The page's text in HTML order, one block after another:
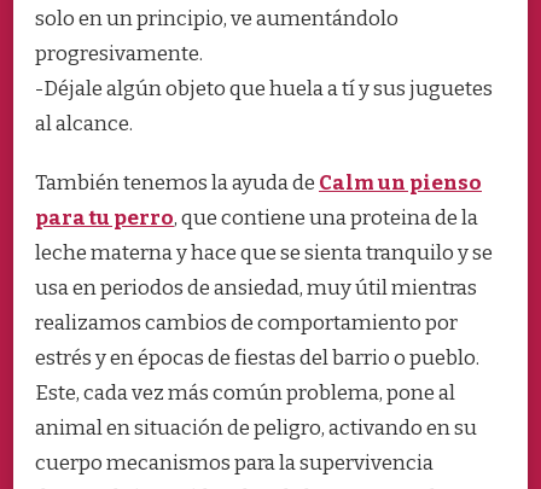
solo en un principio, ve aumentándolo
progresivamente.
-Déjale algún objeto que huela a tí y sus juguetes
al alcance.
También tenemos la ayuda de Calm un pienso
para tu perro, que contiene una proteina de la
leche materna y hace que se sienta tranquilo y se
usa en periodos de ansiedad, muy útil mientras
realizamos cambios de comportamiento por
estrés y en épocas de fiestas del barrio o pueblo.
Este, cada vez más común problema, pone al
animal en situación de peligro, activando en su
cuerpo mecanismos para la supervivencia